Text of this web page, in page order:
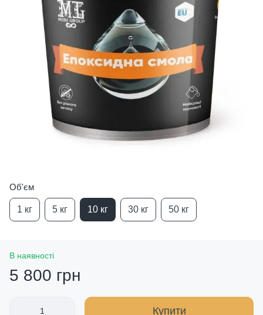
Об'єм
1 кг 5 кг 10 кг 30 кг 50 кг
В наявності
5 800 грн
Купити